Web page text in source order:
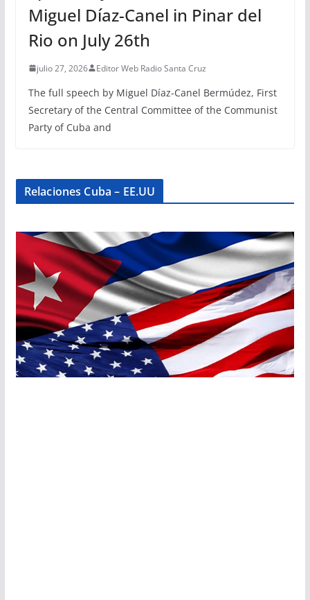
Miguel Díaz-Canel in Pinar del
Rio on July 26th
julio 27, 2026 Editor Web Radio Santa Cruz
The full speech by Miguel Díaz-Canel Bermúdez, First
Secretary of the Central Committee of the Communist
Party of Cuba and
Relaciones Cuba – EE.UU